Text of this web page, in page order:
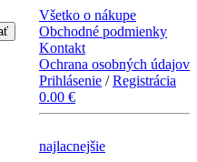
Všetko o nákupe
Obchodné podmienky
Kontakt
Ochrana osobných údajov
Prihlásenie /Registrácia
0.00 €
najlacnejšie